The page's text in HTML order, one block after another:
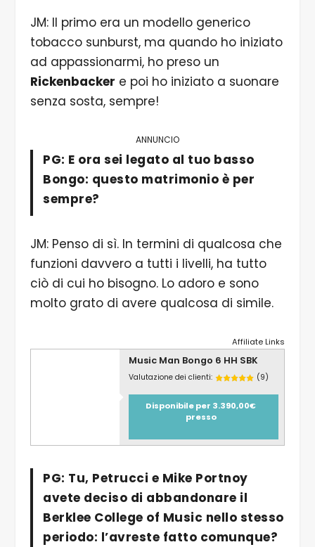
JM: Il primo era un modello generico
tobacco sunburst, ma quando ho iniziato
ad appassionarmi, ho preso un
Rickenbacker e poi ho iniziato a suonare
senza sosta, sempre!
ANNUNCIO
PG: E ora sei legato al tuo basso
Bongo: questo matrimonio è per
sempre?
JM: Penso di sì. In termini di qualcosa che
funzioni davvero a tutti i livelli, ha tutto
ciò di cui ho bisogno. Lo adoro e sono
molto grato di avere qualcosa di simile.
Affiliate Links
Music Man Bongo 6 HH SBK
Valutazione dei clienti: (9)
Disponibile per 3.390,00€
presso
PG: Tu, Petrucci e Mike Portnoy
avete deciso di abbandonare il
Berklee College of Music nello stesso
periodo: l’avreste fatto comunque?